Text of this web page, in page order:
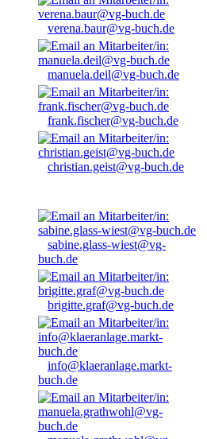
verena.baur@vg-buch.de
manuela.deil@vg-buch.de
frank.fischer@vg-buch.de
christian.geist@vg-buch.de
sabine.glass-wiest@vg-
buch.de
brigitte.graf@vg-buch.de
info@klaeranlage.markt-
buch.de